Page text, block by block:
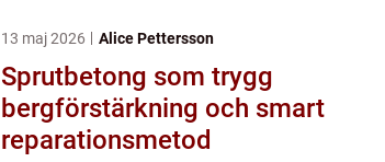
13 maj 2026 Alice Pettersson
Sprutbetong som trygg
bergförstärkning och smart
reparationsmetod